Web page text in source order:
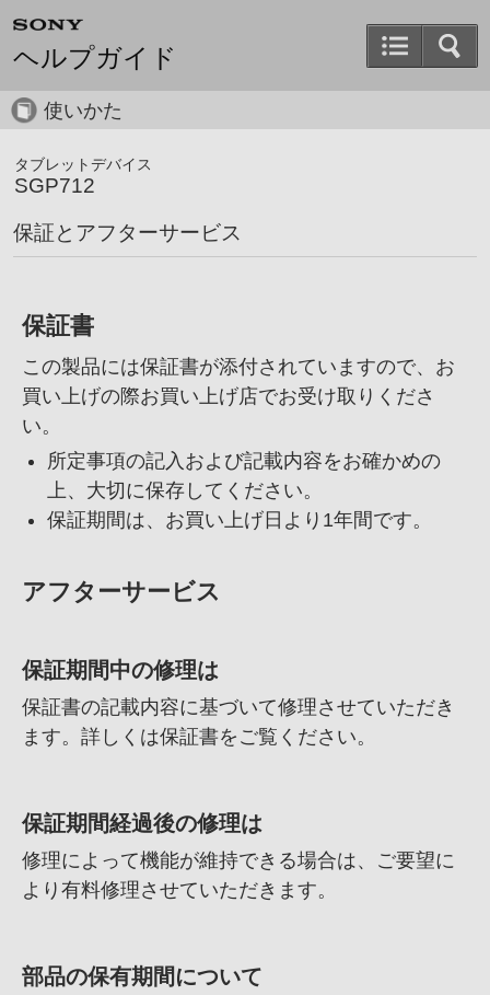
ヘルプガイド
使いかた
タブレットデバイス
SGP712
保証とアフターサービス
保証書
この製品には保証書が添付されていますので、 お
買い上げの際お買い上げ店でお受け取りくださ
い。
所定事項の記入および記載内容をお確かめの
上、 大切に保存してください。
保証期間は、 お買い上げ日より1年間です。
アフターサービス
保証期間中の修理は
保証書の記載内容に基づいて修理させていただき
ます。詳しくは保証書をご覧ください。
保証期間経過後の修理は
修理によって機能が維持できる場合は、 ご要望に
より有料修理させていただきます。
部品の保有期間について